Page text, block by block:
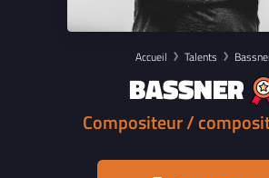
Accueil Talents
BASSNER
Compositeur /